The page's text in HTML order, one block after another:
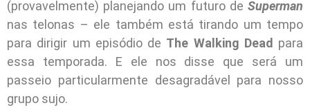
(provavelmente) planejando um futuro de Superman
nas telonas – ele também está tirando um tempo
para dirigir um episódio de The Walking Dead para
essa temporada. E ele nos disse que será um
passeio particularmente desagradável para nosso
grupo sujo.